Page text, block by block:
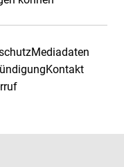
Mediadaten
Kontakt